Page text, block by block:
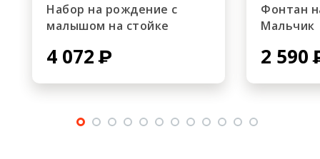
Набор на рождение с
малышом на стойке
4 072
Фонтан
Мальчик
2 590